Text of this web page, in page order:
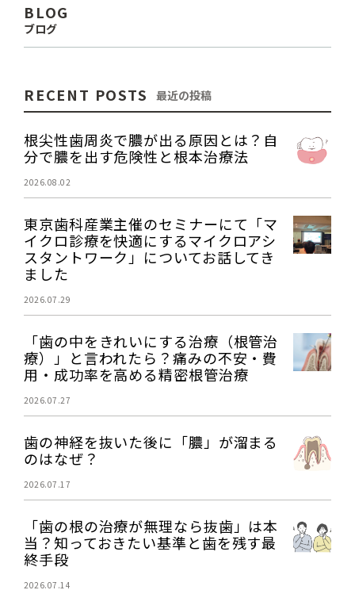
BLOG
ブログ
RECENT POSTS 最近の投稿
根尖性歯周炎で膿が出る原因とは？自
分で膿を出す危険性と根本治療法
2026.08.02
東京歯科産業主催のセミナーにて「マ
イクロ診療を快適にするマイクロアシ
スタントワーク」についてお話してき
ました
2026.07.29
「歯の中をきれいにする治療（根管治
療）」と言われたら？痛みの不安・費
用・成功率を高める精密根管治療
2026.07.27
歯の神経を抜いた後に「膿」が溜まる
のはなぜ？
2026.07.17
「歯の根の治療が無理なら抜歯」は本
当？知っておきたい基準と歯を残す最
終手段
2026.07.14